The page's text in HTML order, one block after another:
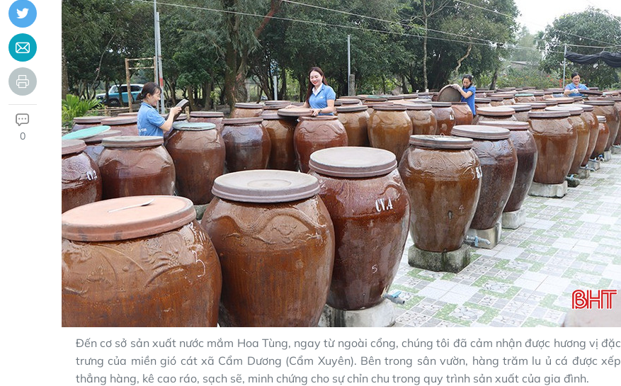
0
Đến cơ sở sản xuất nước mắm Hoa Tùng, ngay từ ngoài cổng, chúng tôi đã cảm nhận được hương vị đặc
trưng của miền gió cát xã Cẩm Dương (Cẩm Xuyên). Bên trong sân vườn, hàng trăm lu ủ cá được xếp
thẳng hàng, kê cao ráo, sạch sẽ, minh chứng cho sự chỉn chu trong quy trình sản xuất của gia đình.